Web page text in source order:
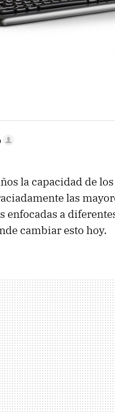
la capacidad de
las
enfocadas a
cambiar esto hoy.